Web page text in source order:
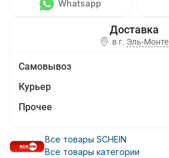
Whatsapp
в г. Эль-Монте
Самовывоз
Курьер
Прочее
Все товары SCHEIN
Все товары категории